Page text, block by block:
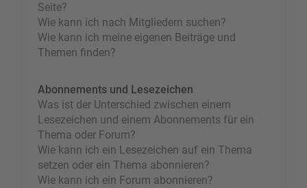
Seite?
Wie kann ich nach Mitgliedern suchen?
Wie kann ich meine eigenen Beiträge und
Themen finden?
Abonnements und Lesezeichen
Was ist der Unterschied zwischen einem
Lesezeichen und einem Abonnements für ein
Thema oder Forum?
Wie kann ich ein Lesezeichen auf ein Thema
setzen oder ein Thema abonnieren?
Wie kann ich ein Forum abonnieren?